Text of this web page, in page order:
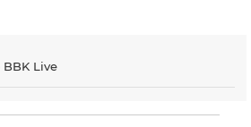
Live